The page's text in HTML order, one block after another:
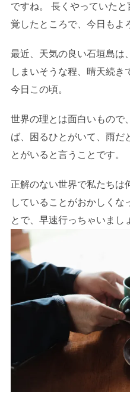
ですね。 長くやっていた
覚したところで、今日もよ
最近、天気の良い石垣島は
しまいそうな程、晴天続き
今日この頃。
世界の理とは面白いもので
ば、困るひとがいて、雨だ
とがいると言うことです。
正解のない世界で私たちは
していることがおかしくな
とで、早速行っちゃいまし